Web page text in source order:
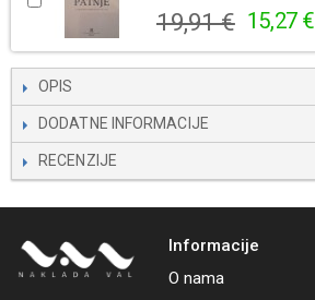
19,91 € 15,27 €
OPIS
DODATNE INFORMACIJE
RECENZIJE
Informacije
O nama